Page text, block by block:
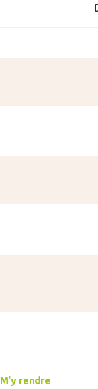
M'y rendre